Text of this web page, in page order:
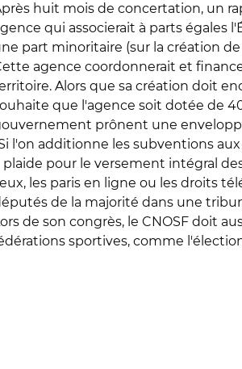
page sur Facebook
page sur Linkedin
page sur Twitter
page sur Courriel
huit mois de concertation, un
qui associerait à parts égales
part minoritaire (sur la création
agence coordonnerait et
Alors que sa création doit
que l'agence soit dotée de
prônent une
l'on additionne les subventions
plaide pour le versement intégral
les paris en ligne ou les droits
de la majorité dans une
de son congrès, le CNOSF doit
sportives, comme